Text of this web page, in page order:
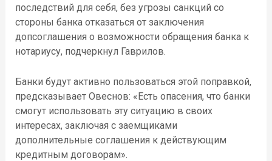
последствий для себя, без угрозы санкций со
стороны банка отказаться от заключения
допсоглашения о возможности обращения банка к
нотариусу, подчеркнул Гаврилов.
Банки будут активно пользоваться этой поправкой,
предсказывает Овеснов: «Есть опасения, что банки
смогут использовать эту ситуацию в своих
интересах, заключая с заемщиками
дополнительные соглашения к действующим
кредитным договорам».